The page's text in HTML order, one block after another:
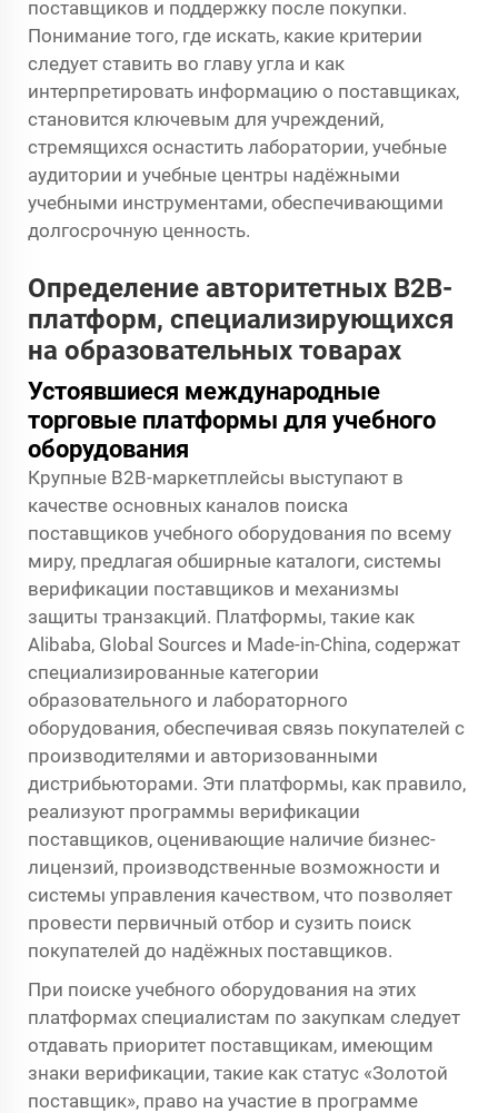
поставщиков и поддержку после покупки.
Понимание того, где искать, какие критерии
следует ставить во главу угла и как
интерпретировать информацию о поставщиках,
становится ключевым для учреждений,
стремящихся оснастить лаборатории, учебные
аудитории и учебные центры надёжными
учебными инструментами, обеспечивающими
долгосрочную ценность.
Определение авторитетных B2B-
платформ, специализирующихся
на образовательных товарах
Устоявшиеся международные
торговые платформы для учебного
оборудования
Крупные B2B-маркетплейсы выступают в
качестве основных каналов поиска
поставщиков учебного оборудования по всему
миру, предлагая обширные каталоги, системы
верификации поставщиков и механизмы
защиты транзакций. Платформы, такие как
Alibaba, Global Sources и Made-in-China, содержат
специализированные категории
образовательного и лабораторного
оборудования, обеспечивая связь покупателей с
производителями и авторизованными
дистрибьюторами. Эти платформы, как правило,
реализуют программы верификации
поставщиков, оценивающие наличие бизнес-
лицензий, производственные возможности и
системы управления качеством, что позволяет
провести первичный отбор и сузить поиск
покупателей до надёжных поставщиков.
При поиске учебного оборудования на этих
платформах специалистам по закупкам следует
отдавать приоритет поставщикам, имеющим
знаки верификации, такие как статус «Золотой
поставщик», право на участие в программе